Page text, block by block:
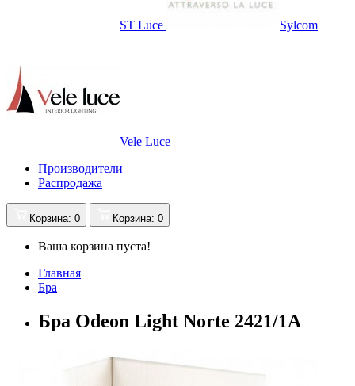
ST Luce Sylcom
Vele Luce
Производители
Распродажа
Корзина: 0 Корзина: 0
Ваша корзина пуста!
Главная
Бра
Бра Odeon Light Norte 2421/1A